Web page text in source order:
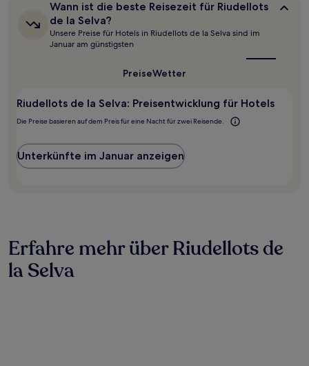
Bedingungen
gelten.
Wann
ist
die
beste
Reisezeit
Selva?
Wann ist die beste Reisezeit für Riudellots
de la Selva?
Unsere Preise für Hotels in Riudellots de la Selva sind im
Januar am günstigsten
PreiseWetter
Riudellots de la Selva: Preisentwicklung für Hotels
Die Preise basieren auf dem Preis für eine Nacht für zwei Reisende.
Unterkünfte im Januar anzeigen
Erfahre mehr über Riudellots de
la Selva